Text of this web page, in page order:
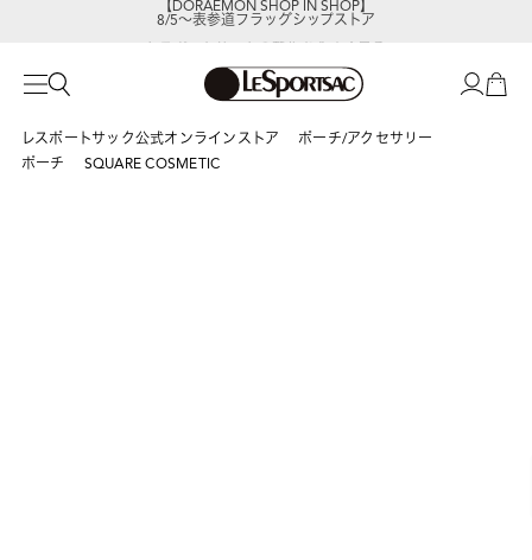
8/5～表参道フラッグシップストア
レスポートサック公式オンラインストア
ポーチ/アクセサリー
ポーチ
SQUARE COSMETIC